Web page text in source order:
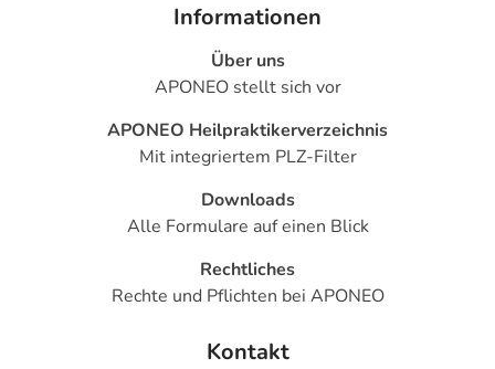
Informationen
Über uns
APONEO stellt sich vor
APONEO Heilpraktikerverzeichnis
Mit integriertem PLZ-Filter
Downloads
Alle Formulare auf einen Blick
Rechtliches
Rechte und Pflichten bei APONEO
Kontakt